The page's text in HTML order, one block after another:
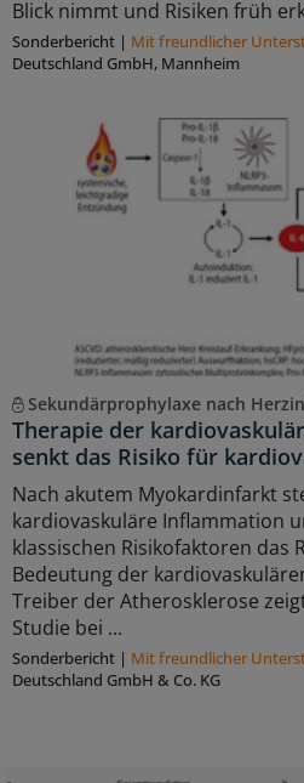
Blick nimmt und Risiken früh
Sonderbericht | Mit freundlicher
Deutschland GmbH, Mannheim
Sekundärprophylaxe nach
Therapie der
senkt das Risiko für
Nach akutem Myokardinfarkt
kardiovaskuläre Inflammation
klassischen Risikofaktoren das
Bedeutung der
Treiber der Atherosklerose
Studie bei ...
Sonderbericht | Mit freundlicher
Deutschland GmbH & Co. KG